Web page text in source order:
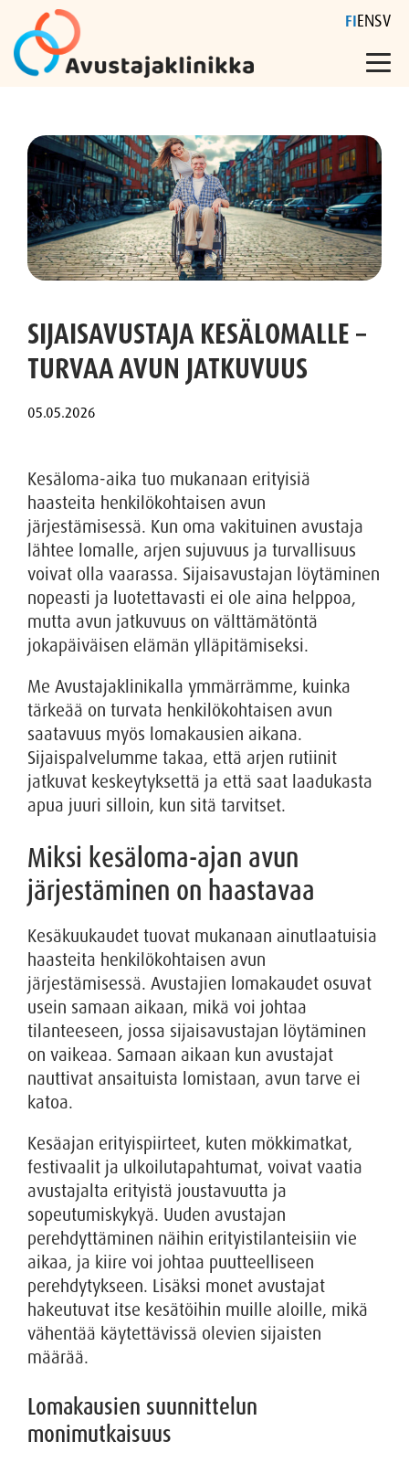
content
FIENSV
SIJAISAVUSTAJA KESÄLOMALLE –
TURVAA AVUN JATKUVUUS
Kesäloma-aika tuo mukanaan erityisiä
haasteita henkilökohtaisen avun
järjestämisessä. Kun oma vakituinen avustaja
lähtee lomalle, arjen sujuvuus ja turvallisuus
voivat olla vaarassa. Sijaisavustajan löytäminen
nopeasti ja luotettavasti ei ole aina helppoa,
mutta avun jatkuvuus on välttämätöntä
jokapäiväisen elämän ylläpitämiseksi.
Me Avustajaklinikalla ymmärrämme, kuinka
tärkeää on turvata henkilökohtaisen avun
saatavuus myös lomakausien aikana.
Sijaispalvelumme takaa, että arjen rutiinit
jatkuvat keskeytyksettä ja että saat laadukasta
apua juuri silloin, kun sitä tarvitset.
Miksi kesäloma-ajan avun
järjestäminen on haastavaa
Kesäkuukaudet tuovat mukanaan ainutlaatuisia
haasteita henkilökohtaisen avun
järjestämisessä. Avustajien lomakaudet osuvat
usein samaan aikaan, mikä voi johtaa
tilanteeseen, jossa sijaisavustajan löytäminen
on vaikeaa. Samaan aikaan kun avustajat
nauttivat ansaituista lomistaan, avun tarve ei
katoa.
Kesäajan erityispiirteet, kuten mökkimatkat,
festivaalit ja ulkoilutapahtumat, voivat vaatia
avustajalta erityistä joustavuutta ja
sopeutumiskykyä. Uuden avustajan
perehdyttäminen näihin erityistilanteisiin vie
aikaa, ja kiire voi johtaa puutteelliseen
perehdytykseen. Lisäksi monet avustajat
hakeutuvat itse kesätöihin muille aloille, mikä
vähentää käytettävissä olevien sijaisten
määrää.
Lomakausien suunnittelun
monimutkaisuus